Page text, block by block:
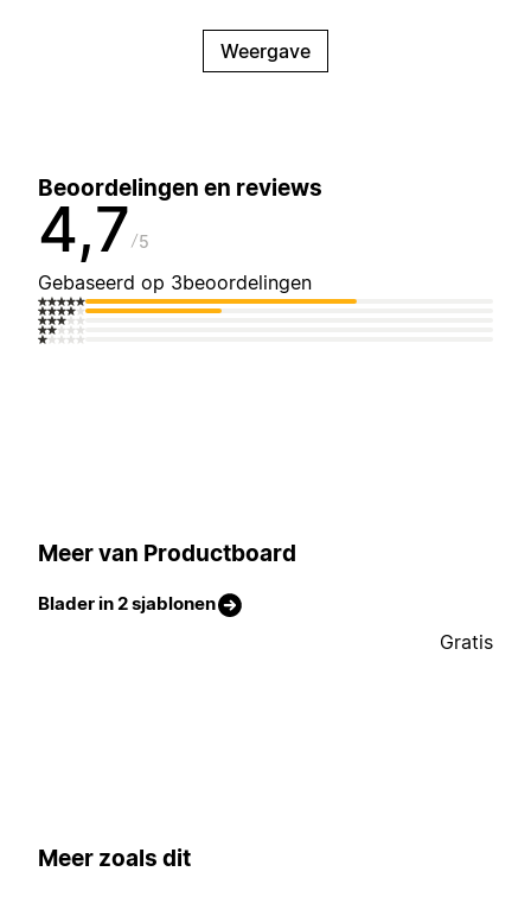
Weergave
Beoordelingen en reviews
4,7 5
Gebaseerd op 3beoordelingen
Meer van Productboard
Blader in 2 sjablonen
Gratis
Meer zoals dit